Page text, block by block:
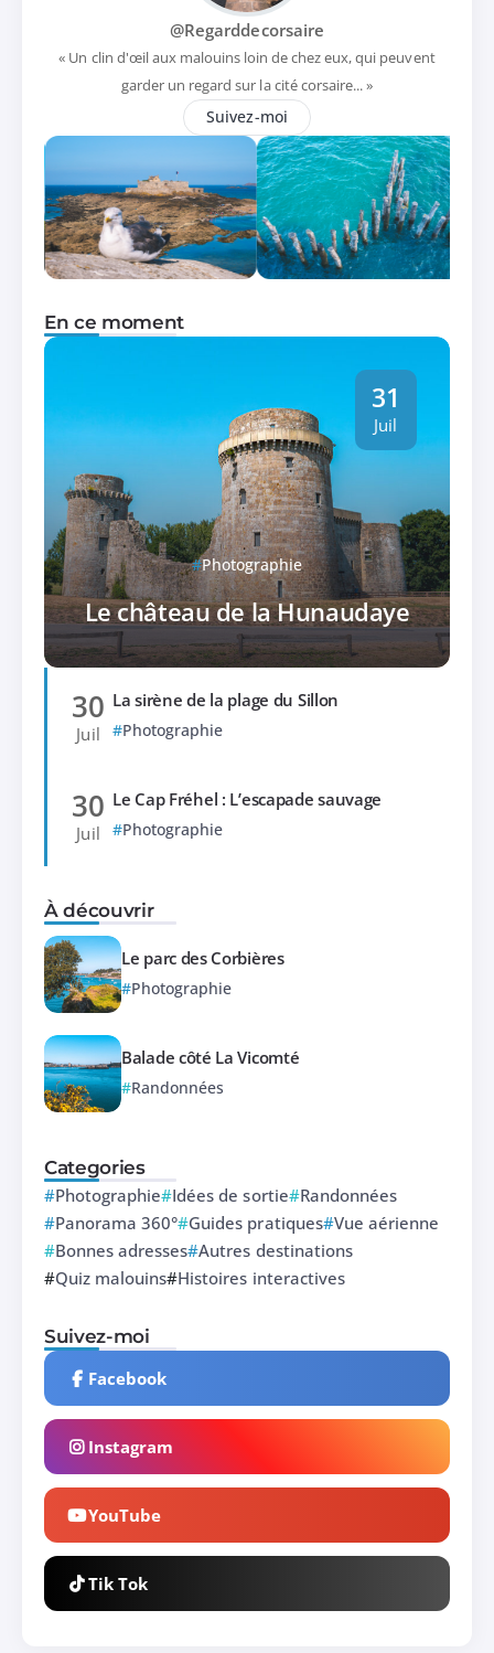
@Regarddecorsaire
« Un clin d'œil aux malouins loin de chez eux, qui peuvent
garder un regard sur la cité corsaire... »
Suivez-moi
En ce moment
Photographie
Le château de la Hunaudaye
31
Juil
30
Juil
La sirène de la plage du Sillon
Photographie
30
Juil
Le Cap Fréhel : L’escapade sauvage
Photographie
À découvrir
Le parc des Corbières
Photographie
Balade côté La Vicomté
Randonnées
Categories
Photographie Idées de sortie Randonnées
Panorama 360° Guides pratiques Vue aérienne
Bonnes adresses Autres destinations
Quiz malouins Histoires interactives
Suivez-moi
Facebook
Instagram
YouTube
Tik Tok